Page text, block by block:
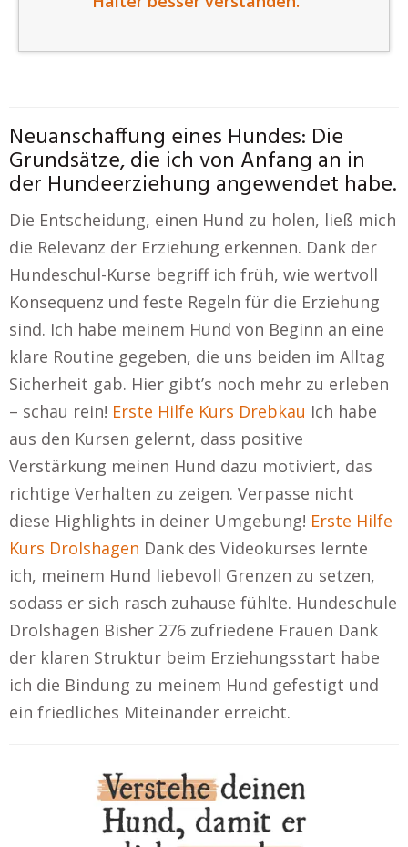
Neuanschaffung eines Hundes: Die
Grundsätze, die ich von Anfang an in
der Hundeerziehung angewendet habe.
Die Entscheidung, einen Hund zu holen, ließ mich
die Relevanz der Erziehung erkennen. Dank der
Hundeschul-Kurse begriff ich früh, wie wertvoll
Konsequenz und feste Regeln für die Erziehung
sind. Ich habe meinem Hund von Beginn an eine
klare Routine gegeben, die uns beiden im Alltag
Sicherheit gab. Hier gibt’s noch mehr zu erleben
– schau rein! Erste Hilfe Kurs Drebkau Ich habe
aus den Kursen gelernt, dass positive
Verstärkung meinen Hund dazu motiviert, das
richtige Verhalten zu zeigen. Verpasse nicht
diese Highlights in deiner Umgebung! Erste Hilfe
Kurs Drolshagen Dank des Videokurses lernte
ich, meinem Hund liebevoll Grenzen zu setzen,
sodass er sich rasch zuhause fühlte. Hundeschule
Drolshagen Bisher 276 zufriedene Frauen Dank
der klaren Struktur beim Erziehungsstart habe
ich die Bindung zu meinem Hund gefestigt und
ein friedliches Miteinander erreicht.